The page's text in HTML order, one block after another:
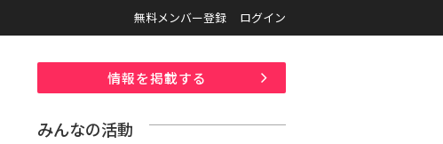
無料メンバー登録 ログイン
情報を掲載する
みんなの活動